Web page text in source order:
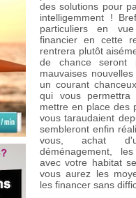
des solutions pour
intelligemment !
particuliers en
financier en cette
rentrera plutôt
de chance seront
mauvaises
un courant
qui vous permettra
mettre en place des
vous taraudaient
sembleront enfin
vous, achat
déménagement,
avec votre habitat
vous aurez les
les financer sans